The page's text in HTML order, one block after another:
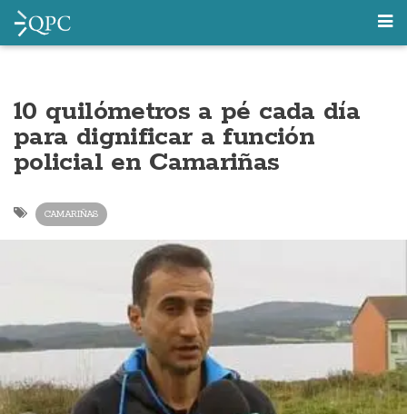
10 quilómetros a pé cada día
para dignificar a función
policial en Camariñas
CAMARIÑAS